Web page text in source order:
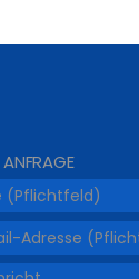
ANFRAGE